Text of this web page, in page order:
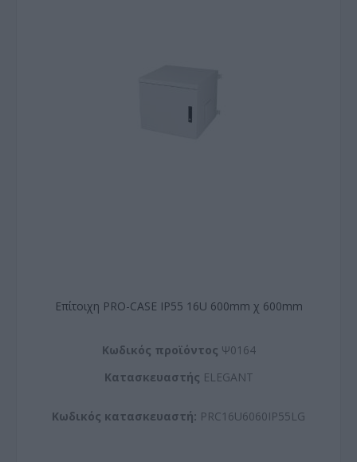
Επίτοιχη PRO-CASE IP55 16U 600mm χ 600mm
Kωδικός προϊόντος Ψ0164
Kατασκευαστής ELEGANT
Κωδικός κατασκευαστή: PRC16U6060IP55LG